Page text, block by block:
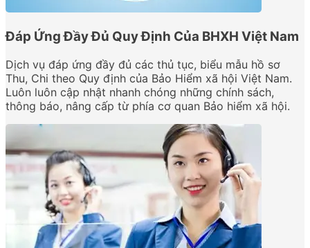
Đáp Ứng Đầy Đủ Quy Định Của BHXH Việt Nam
Dịch vụ đáp ứng đầy đủ các thủ tục, biểu mẫu hồ sơ
Thu, Chi theo Quy định của Bảo Hiểm xã hội Việt Nam.
Luôn luôn cập nhật nhanh chóng những chính sách,
thông báo, nâng cấp từ phía cơ quan Bảo hiểm xã hội.